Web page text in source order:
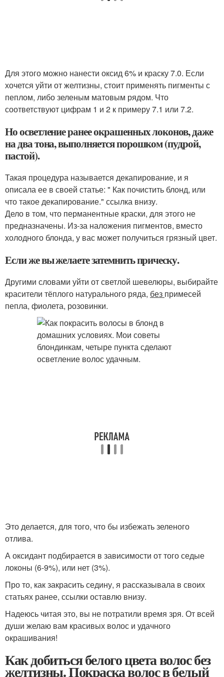
Для этого можно нанести оксид 6% и краску 7.0. Если
хочется уйти от желтизны, стоит применять пигменты с
пеплом, либо зеленым матовым рядом. Что
соответствуют цифрам 1 и 2 к примеру 7.1 или 7.2.
Но осветление ранее окрашенных локонов, даже
на два тона, выполняется порошком (пудрой,
пастой).
Такая процедура называется декапирование, и я
описала ее в своей статье: " Как почистить блонд, или
что такое декапирование." ссылка внизу.
Дело в том, что перманентные краски, для этого не
предназначены. Из-за наложения пигментов, вместо
холодного блонда, у вас может получиться грязный цвет.
Если же вы желаете затемнить прическу.
Другими словами уйти от светлой шевелюры, выбирайте
красители тёплого натурального ряда, без примесей
пепла, фиолета, розовинки.
Это делается, для того, что бы избежать зеленого
отлива.
А оксидант подбирается в зависимости от того седые
локоны (6-9%), или нет (3%).
Про то, как закрасить седину, я рассказывала в своих
статьях ранее, ссылки оставлю внизу.
Надеюсь читая это, вы не потратили время зря. От всей
души желаю вам красивых волос и удачного
окрашивания!
Как добиться белого цвета волос без
желтизны. Покраска волос в белый